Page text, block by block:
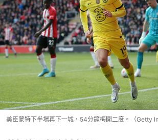
美臣蒙特下半場再下一城，54分鐘梅開二度。（Getty